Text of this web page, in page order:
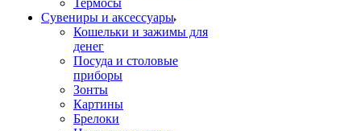
Термосы
Сувениры и аксессуары
Кошельки и зажимы для
денег
Посуда и столовые
приборы
Зонты
Картины
Брелоки